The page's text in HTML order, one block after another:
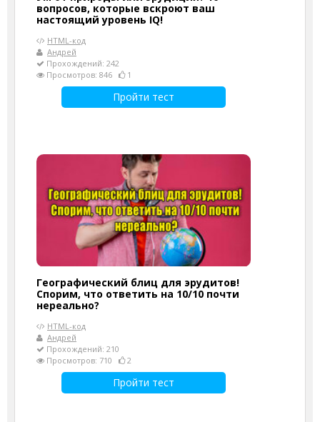
вопросов, которые вскроют ваш
настоящий уровень IQ!
HTML-код
Андрей
Прохождений: 242
Просмотров: 846
1
Пройти тест
Географический блиц для эрудитов!
Спорим, что ответить на 10/10 почти
нереально?
HTML-код
Андрей
Прохождений: 210
Просмотров: 710
2
Пройти тест